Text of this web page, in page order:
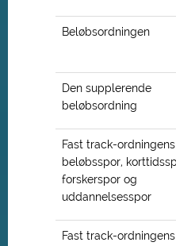
Beløbsordningen
Den supplerende
beløbsordning
Fast track-ordningens
beløbsspor,
forskerspor og
uddannelsesspor
Fast track-ordningens